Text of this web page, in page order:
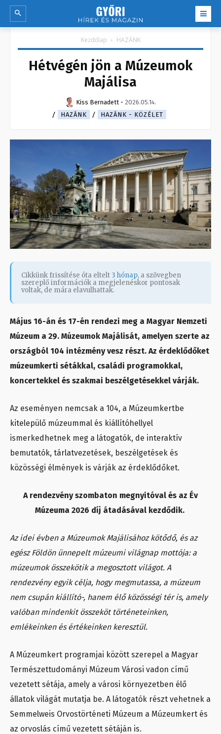
Kezdőlap HAZÁNK
Hétvégén jön a Múzeumok
Majálisa
Kiss Bernadett - 2026.05.14.
HAZÁNK
HAZÁNK - KÖZÉLET
Cikkünk frissítése óta eltelt 3 hónap, a szövegben
szereplő információk a megjelenéskor pontosak
voltak, de mára elavulhattak.
Május 16-án és 17-én rendezi meg a Magyar Nemzeti
Múzeum a 29. Múzeumok Majálisát, amelyen szerte az
országból 104 intézmény vesz részt. Az érdeklődőket
múzeumkerti sétákkal, családi programokkal,
koncertekkel és szakmai beszélgetésekkel várják.
Az eseményen nemcsak a 104, a Múzeumkertbe
kitelepülő múzeummal és kiállítóhellyel
ismerkedhetnek meg a látogatók, de interaktív
bemutatók, tárlatvezetések, beszélgetések és
közösségi élmények is várják az érdeklődőket.
A rendezvény szombaton megnyitóval és az Év
Múzeuma 2026 díj átadásával kezdődik.
Az idei évben a Múzeumok Majálisához kötődő, és az
egész Földön ünnepelt múzeumi világnap mottója: a
múzeumok összekötik a megosztott világot. A
rendezvény egyik célja, hogy megmutassa, a múzeum
nem csupán kiállító-, hanem élő közösségi tér is, amely
valóban mindenkit összeköt történeteinken,
emlékeinken és értékeinken keresztül.
A Múzeumkert programjai között szerepel a Magyar
Természettudományi Múzeum Városi vadon című
vezetett sétája, amely a városi környezetben élő
állatok világát mutatja be. A látogatók részt vehetnek a
Semmelweis Orvostörténeti Múzeum a Múzeumkert és
az orvoslás című vezetett sétáján is.